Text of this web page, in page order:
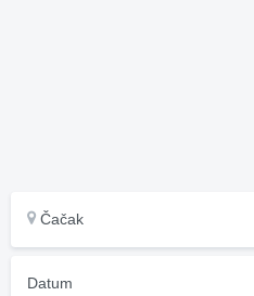
Čačak
Datum